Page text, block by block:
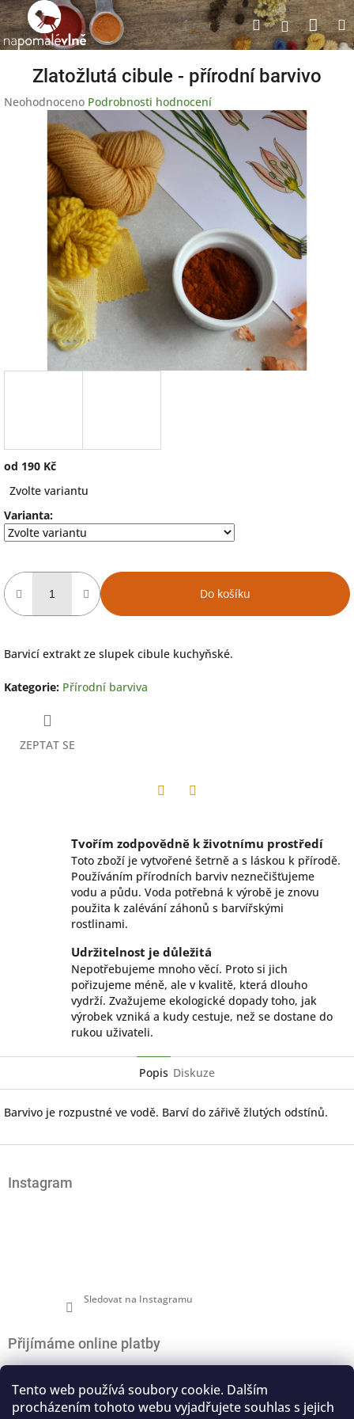
Tento web používá soubory cookie. Dalším
procházením tohoto webu vyjadřujete souhlas s jejich
Přejít
na
obsah
Hledat
Zlatožlutá cibule - přírodní barvivo
Průměrné
produktu
hvězdiček.
Neohodnoceno Podrobnosti hodnocení
od 190 Kč
cena:
Zvolte variantu
Varianta:
Do košíku
Barvicí extrakt ze slupek cibule kuchyňské.
Kategorie: Přírodní barviva
ZEPTAT SE
Tvořím zodpovědně k životnímu prostředí
Toto zboží je vytvořené šetrně a s láskou k přírodě.
Používáním přírodních barviv neznečišťujeme
vodu a půdu. Voda potřebná k výrobě je znovu
použita k zalévání záhonů s barvířskými
rostlinami.
Udržitelnost je důležitá
Nepotřebujeme mnoho věcí. Proto si jich
pořizujeme méně, ale v kvalitě, která dlouho
vydrží. Zvažujeme ekologické dopady toho, jak
výrobek vzniká a kudy cestuje, než se dostane do
rukou uživateli.
Popis Diskuze
Barvivo je rozpustné ve vodě. Barví do zářivě žlutých odstínů.
Instagram
Sledovat na Instagramu
Přijímáme online platby